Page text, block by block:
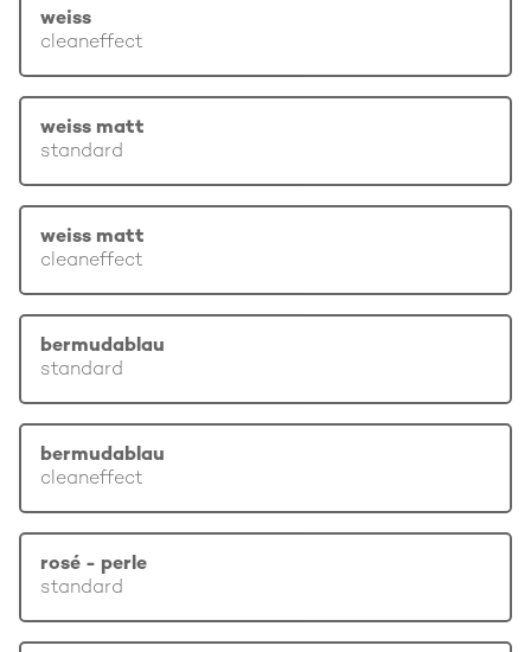
weiss
cleaneffect
weiss matt
standard
weiss matt
cleaneffect
bermudablau
standard
bermudablau
cleaneffect
rosé - perle
standard